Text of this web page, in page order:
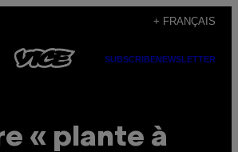
+ FRANÇAIS
SUBSCRIBENEWSLETTER
« plante à